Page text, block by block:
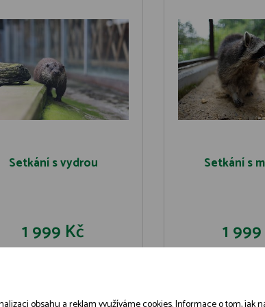
Setkání s vydrou
1 999 Kč
Setkání s
1